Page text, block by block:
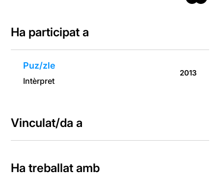
Ha participat a
Puz/zle
Intèrpret
2013
Vinculat/da a
Ha treballat amb